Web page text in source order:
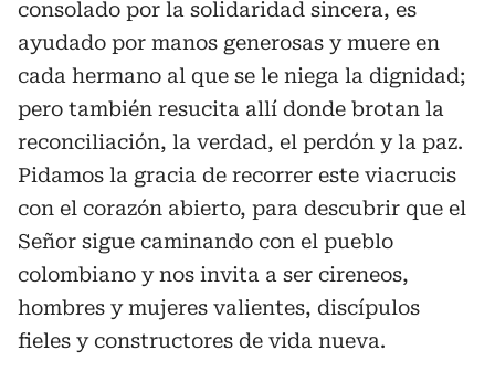
consolado por la solidaridad sincera, es
ayudado por manos generosas y muere en
cada hermano al que se le niega la dignidad;
pero también resucita allí donde brotan la
reconciliación, la verdad, el perdón y la paz.
Pidamos la gracia de recorrer este viacrucis
con el corazón abierto, para descubrir que el
Señor sigue caminando con el pueblo
colombiano y nos invita a ser cireneos,
hombres y mujeres valientes, discípulos
fieles y constructores de vida nueva.